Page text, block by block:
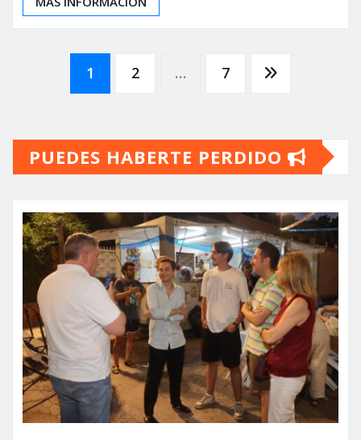
Paginación
entradas
1 2 … 7
PUEDES HABERTE PERDIDO